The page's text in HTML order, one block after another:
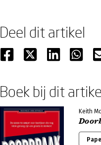
Deel dit artikel
Boek bij dit
Keith